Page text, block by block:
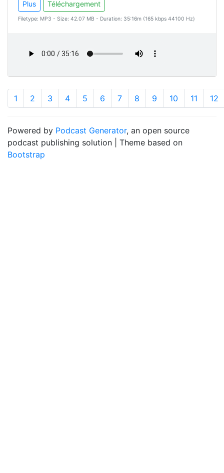
Plus Téléchargement
Filetype: MP3 - Size: 42.07 MB - Duration: 35:16m (165 kbps 44100 Hz)
1 2 3 4 5 6 7 8 9 10 11 12
Powered by Podcast Generator, an open source
podcast publishing solution | Theme based on
Bootstrap